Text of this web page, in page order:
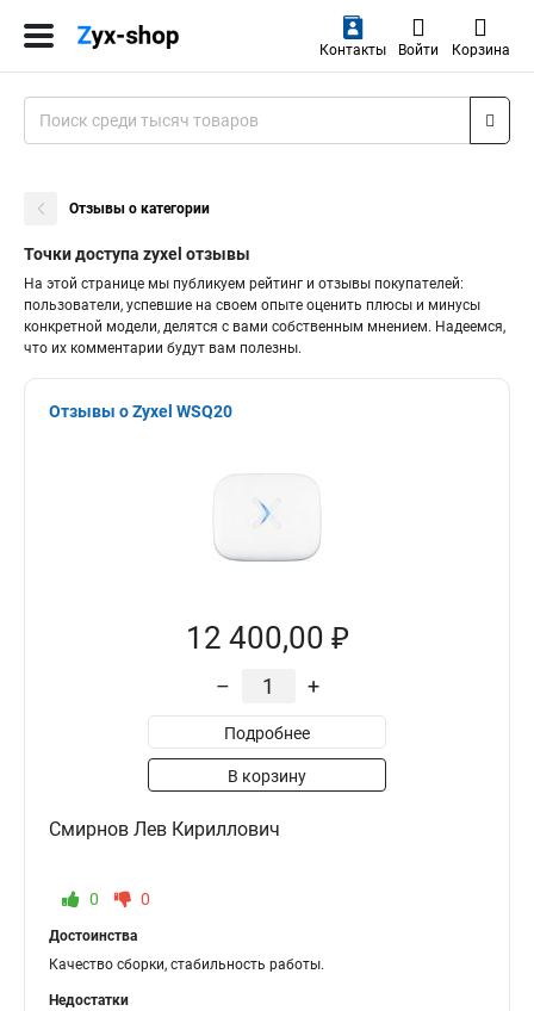
Контакты Войти Корзина
Отзывы о категории
Точки доступа zyxel отзывы
На этой странице мы публикуем рейтинг и отзывы покупателей:
пользователи, успевшие на своем опыте оценить плюсы и минусы
конкретной модели, делятся с вами собственным мнением. Надеемся,
что их комментарии будут вам полезны.
Отзывы о Zyxel WSQ20
12 400,00 ₽
– +
Подробнее
В корзину
Смирнов Лев Кириллович
0 0
Достоинства
Качество сборки, стабильность работы.
Недостатки